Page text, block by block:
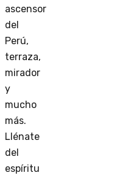
ascensor
del
Perú,
terraza,
mirador
y
mucho
más.
Llénate
del
espíritu